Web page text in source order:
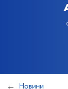
Новини